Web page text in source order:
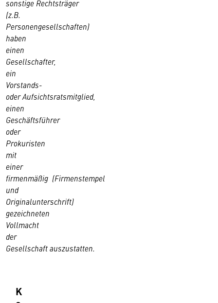
sonstige Rechtsträger
(z.B.
Personengesellschaften)
haben
einen
Gesellschafter,
ein
Vorstands-
oder Aufsichtsratsmitglied,
einen
Geschäftsführer
oder
Prokuristen
mit
einer
firmenmäßig (Firmenstempel
und
Originalunterschrift)
gezeichneten
Vollmacht
der
Gesellschaft auszustatten.
K